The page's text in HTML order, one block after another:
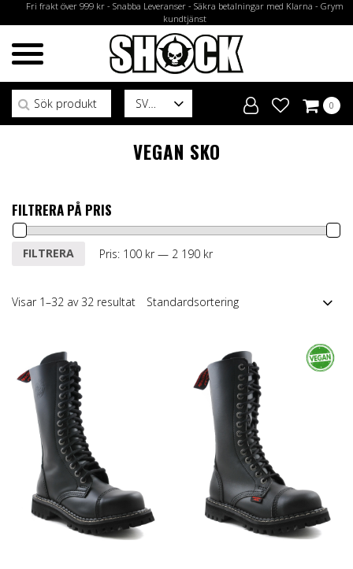
Fri frakt över 999 kr - Snabba Leveranser - Säkra betalningar med Klarna - Grym
kundtjänst
SV
Sök efter:
0
VEGAN SKO
FILTRERA PÅ PRIS
Min
MaxFILTRERA Pris: 100 kr— 2 190 kr
Visar 1–32 av 32 resultat